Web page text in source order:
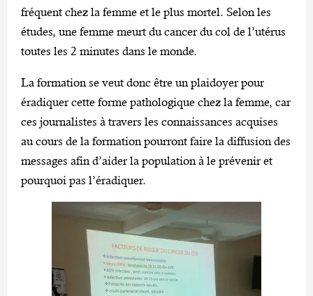
fréquent chez la femme et le plus mortel. Selon les
études, une femme meurt du cancer du col de l’utérus
toutes les 2 minutes dans le monde.
La formation se veut donc être un plaidoyer pour
éradiquer cette forme pathologique chez la femme, car
ces journalistes à travers les connaissances acquises
au cours de la formation pourront faire la diffusion des
messages afin d’aider la population à le prévenir et
pourquoi pas l’éradiquer.